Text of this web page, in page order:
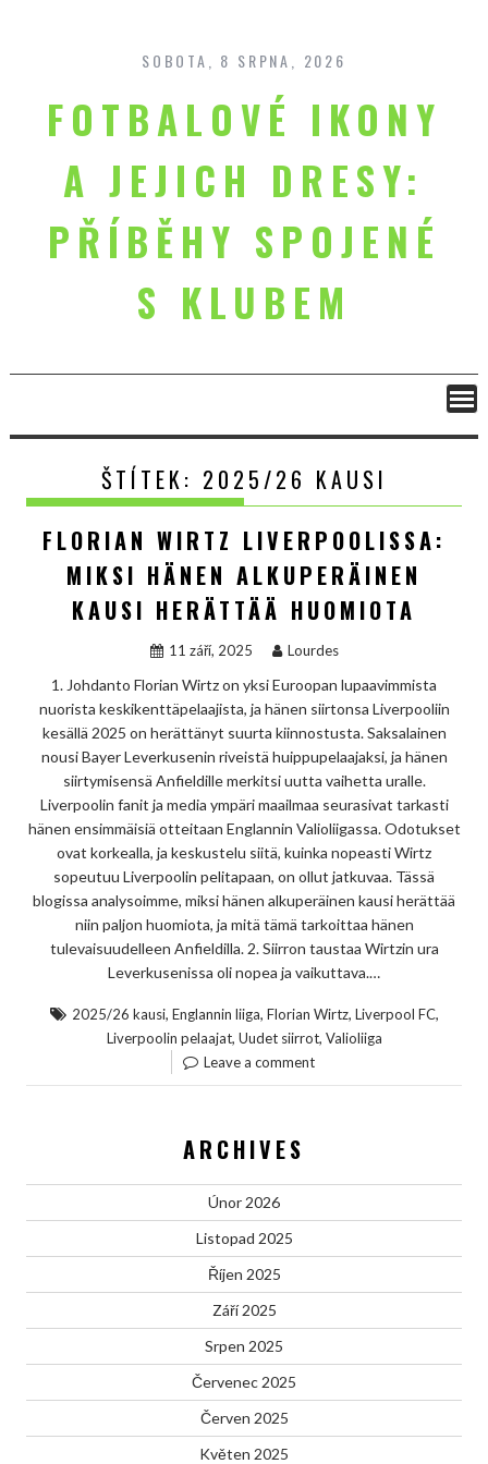
content
SOBOTA, 8 SRPNA, 2026
FOTBALOVÉ IKONY
A JEJICH DRESY:
PŘÍBĚHY SPOJENÉ
S KLUBEM
ŠTÍTEK: 2025/26 KAUSI
FLORIAN WIRTZ LIVERPOOLISSA:
MIKSI HÄNEN ALKUPERÄINEN
KAUSI HERÄTTÄÄ HUOMIOTA
11 září, 2025 Lourdes
1. Johdanto Florian Wirtz on yksi Euroopan lupaavimmista
nuorista keskikenttäpelaajista, ja hänen siirtonsa Liverpooliin
kesällä 2025 on herättänyt suurta kiinnostusta. Saksalainen
nousi Bayer Leverkusenin riveistä huippupelaajaksi, ja hänen
siirtymisensä Anfieldille merkitsi uutta vaihetta uralle.
Liverpoolin fanit ja media ympäri maailmaa seurasivat tarkasti
hänen ensimmäisiä otteitaan Englannin Valioliigassa. Odotukset
ovat korkealla, ja keskustelu siitä, kuinka nopeasti Wirtz
sopeutuu Liverpoolin pelitapaan, on ollut jatkuvaa. Tässä
blogissa analysoimme, miksi hänen alkuperäinen kausi herättää
niin paljon huomiota, ja mitä tämä tarkoittaa hänen
tulevaisuudelleen Anfieldilla. 2. Siirron taustaa Wirtzin ura
Leverkusenissa oli nopea ja vaikuttava.…
2025/26 kausi, Englannin liiga, Florian Wirtz, Liverpool FC,
Liverpoolin pelaajat, Uudet siirrot, Valioliiga
Leave a comment
ARCHIVES
Únor 2026
Listopad 2025
Říjen 2025
Září 2025
Srpen 2025
Červenec 2025
Červen 2025
Květen 2025